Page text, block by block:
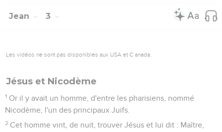
Jean 3
Les vidéos ne sont pas disponibles aux USA et C anada.
Jésus et Nicodème
1 Or il y avait un homme, d'entre les pharisiens, nommé
Nicodème, l'un des principaux Juifs.
2 Cet homme vint, de nuit, trouver Jésus et lui dit : Maître,